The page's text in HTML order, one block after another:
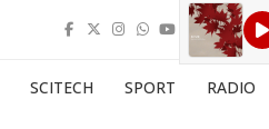
SCITECH SPORT RADIO